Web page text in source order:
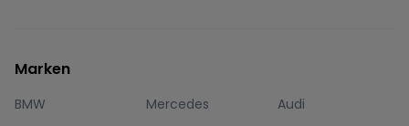
Marken
BMW Mercedes
Audi